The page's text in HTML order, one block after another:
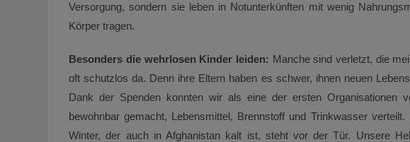
Versorgung, sondern sie leben in Notunterkünften mit wenig
Körper tragen.
Besonders die wehrlosen Kinder leiden: Manche sind verletzt, die
oft schutzlos da. Denn ihre Eltern haben es schwer, ihnen neuen
Dank der Spenden konnten wir als eine der ersten Organisationen
bewohnbar gemacht, Lebensmittel, Brennstoff und Trinkwasser
Winter, der auch in Afghanistan kalt ist, steht vor der Tür. Unsere